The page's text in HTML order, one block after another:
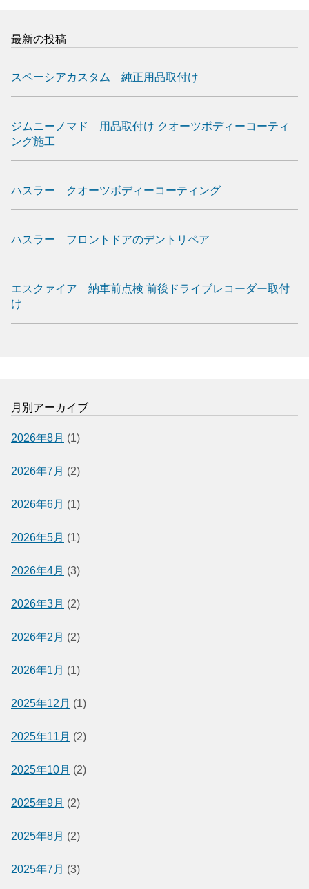
最新の投稿
スペーシアカスタム 純正用品取付け
ジムニーノマド 用品取付け クオーツボディーコーティ
ング施工
ハスラー クオーツボディーコーティング
ハスラー フロントドアのデントリペア
エスクァイア 納車前点検 前後ドライブレコーダー取付
け
月別アーカイブ
2026年8月 (1)
2026年7月 (2)
2026年6月 (1)
2026年5月 (1)
2026年4月 (3)
2026年3月 (2)
2026年2月 (2)
2026年1月 (1)
2025年12月 (1)
2025年11月 (2)
2025年10月 (2)
2025年9月 (2)
2025年8月 (2)
2025年7月 (3)